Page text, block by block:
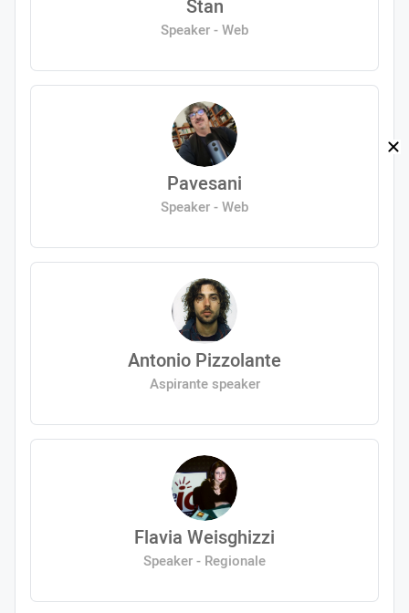
Stan
Speaker - Web
Pavesani
Speaker - Web
Antonio Pizzolante
Aspirante speaker
Flavia Weisghizzi
Speaker - Regionale